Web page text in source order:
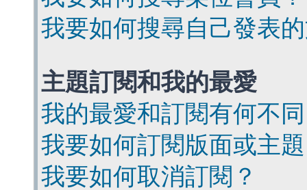
我要如何搜尋自己發表
主題訂閱和我的最愛
我的最愛和訂閱有何不
我要如何訂閱版面或主
我要如何取消訂閱？